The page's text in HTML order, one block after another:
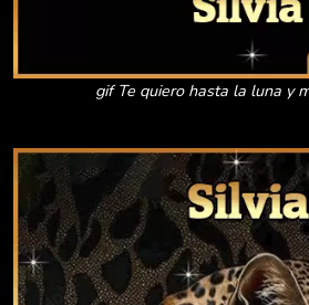
gif Te quiero hasta la luna y